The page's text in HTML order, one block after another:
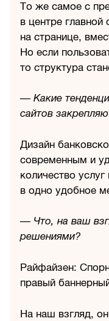
То же самое с
в центре
на странице,
Но если
то структура
— Какие
сайтов
Дизайн
современным и
количество
в одно удобное
— Что, на ваш
решениями?
Райфайзен:
правый
На наш взгляд,